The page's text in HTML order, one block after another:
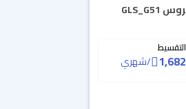
ميتسوبيشي اكلبس كروس GLS_G51
التقسيط
1,682
/شهري